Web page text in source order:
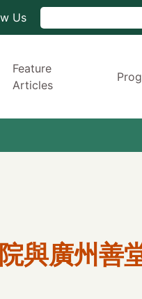
Us
Feature
Articles
與廣州善